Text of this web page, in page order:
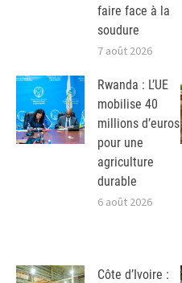
faire face à la
soudure
7 août 2026
Rwanda : L’UE
mobilise 40
millions d’euros
pour une
agriculture
durable
6 août 2026
Côte d’Ivoire :